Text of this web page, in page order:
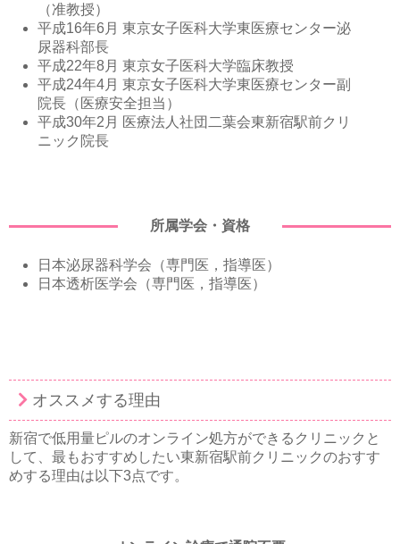
（准教授）
平成16年6月 東京女子医科大学東医療センター泌
尿器科部長
平成22年8月 東京女子医科大学臨床教授
平成24年4月 東京女子医科大学東医療センター副
院長（医療安全担当）
平成30年2月 医療法人社団二葉会東新宿駅前クリ
ニック院長
所属学会・資格
日本泌尿器科学会（専門医，指導医）
日本透析医学会（専門医，指導医）
オススメする理由
新宿で低用量ピルのオンライン処方ができるクリニックと
して、最もおすすめしたい東新宿駅前クリニックのおすす
めする理由は以下3点です。